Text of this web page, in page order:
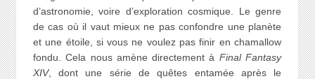
d’astronomie, voire d’exploration cosmique. Le genre
de cas où il vaut mieux ne pas confondre une planète
et une étoile, si vous ne voulez pas finir en chamallow
fondu. Cela nous amène directement à Final Fantasy
XIV, dont une série de quêtes entamée après le